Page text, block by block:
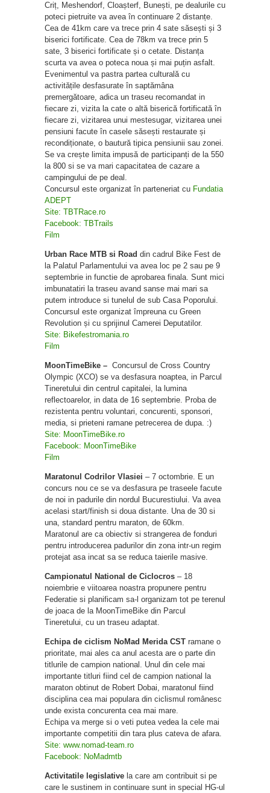
Criț, Meshendorf, Cloașterf, Bunești, pe dealurile cu
poteci pietruite va avea în continuare 2 distanțe.
Cea de 41km care va trece prin 4 sate săsești și 3
biserici fortificate. Cea de 78km va trece prin 5
sate, 3 biserici fortificate și o cetate. Distanța
scurta va avea o poteca noua și mai puțin asfalt.
Evenimentul va pastra partea culturală cu
activitățile desfasurate în saptămâna
premergătoare, adica un traseu recomandat in
fiecare zi, vizita la cate o altă biserică fortificată în
fiecare zi, vizitarea unui mestesugar, vizitarea unei
pensiuni facute în casele săsești restaurate și
recondiționate, o bautură tipica pensiunii sau zonei.
Se va crește limita impusă de participanți de la 550
la 800 si se va mari capacitatea de cazare a
campingului de pe deal.
Concursul este organizat în parteneriat cu Fundatia
ADEPT
Site: TBTRace.ro
Facebook: TBTrails
Film
Urban Race MTB si Road din cadrul Bike Fest de
la Palatul Parlamentului va avea loc pe 2 sau pe 9
septembrie in functie de aprobarea finala. Sunt mici
imbunatatiri la traseu avand sanse mai mari sa
putem introduce si tunelul de sub Casa Poporului.
Concursul este organizat împreuna cu Green
Revolution și cu sprijinul Camerei Deputatilor.
Site: Bikefestromania.ro
Film
MoonTimeBike – Concursul de Cross Country
Olympic (XCO) se va desfasura noaptea, in Parcul
Tineretului din centrul capitalei, la lumina
reflectoarelor, in data de 16 septembrie. Proba de
rezistenta pentru voluntari, concurenti, sponsori,
media, si prieteni ramane petrecerea de dupa. :)
Site: MoonTimeBike.ro
Facebook: MoonTimeBike
Film
Maratonul Codrilor Vlasiei – 7 octombrie. E un
concurs nou ce se va desfasura pe traseele facute
de noi in padurile din nordul Bucurestiului. Va avea
acelasi start/finish si doua distante. Una de 30 si
una, standard pentru maraton, de 60km.
Maratonul are ca obiectiv si strangerea de fonduri
pentru introducerea padurilor din zona intr-un regim
protejat asa incat sa se reduca taierile masive.
Campionatul National de Ciclocros – 18
noiembrie e viitoarea noastra propunere pentru
Federatie si planificam sa-l organizam tot pe terenul
de joaca de la MoonTimeBike din Parcul
Tineretului, cu un traseu adaptat.
Echipa de ciclism NoMad Merida CST ramane o
prioritate, mai ales ca anul acesta are o parte din
titlurile de campion national. Unul din cele mai
importante titluri fiind cel de campion national la
maraton obtinut de Robert Dobai, maratonul fiind
disciplina cea mai populara din ciclismul românesc
unde exista concurenta cea mai mare.
Echipa va merge si o veti putea vedea la cele mai
importante competitii din tara plus cateva de afara.
Site: www.nomad-team.ro
Facebook: NoMadmtb
Activitatile legislative la care am contribuit si pe
care le sustinem in continuare sunt in special HG-ul